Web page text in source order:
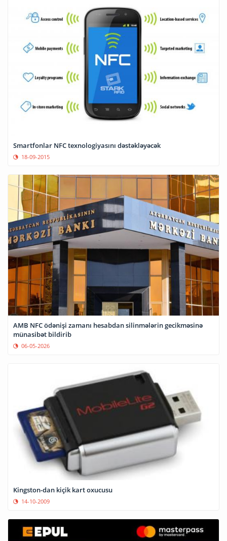
Smartfonlar NFC texnologiyasını dəstəkləyəcək
18-09-2015
AMB NFC ödənişi zamanı hesabdan silinmələrin gecikməsinə
münasibət bildirib
06-05-2026
Kingston-dan kiçik kart oxucusu
14-10-2009